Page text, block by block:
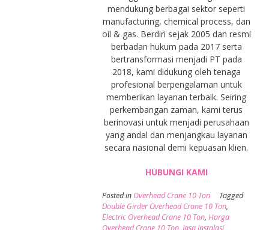
mendukung berbagai sektor seperti
manufacturing, chemical process, dan
oil & gas. Berdiri sejak 2005 dan resmi
berbadan hukum pada 2017 serta
bertransformasi menjadi PT pada
2018, kami didukung oleh tenaga
profesional berpengalaman untuk
memberikan layanan terbaik. Seiring
perkembangan zaman, kami terus
berinovasi untuk menjadi perusahaan
yang andal dan menjangkau layanan
secara nasional demi kepuasan klien.
HUBUNGI KAMI
Posted in Overhead Crane 10 Ton
Tagged
Double Girder Overhead Crane 10 Ton,
Electric Overhead Crane 10 Ton, Harga
Overhead Crane 10 Ton, Jasa Instalasi